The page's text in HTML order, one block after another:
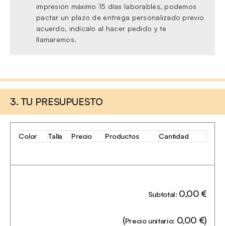
impresión máximo 15 días laborables, podemos
pactar un plazo de entrega personalizado previo
acuerdo, indícalo al hacer pedido y te
llamaremos.
3. TU PRESUPUESTO
Color Talla Precio Productos Cantidad
Subtotal: 0,00€
(Precio unitario: 0,00 €)